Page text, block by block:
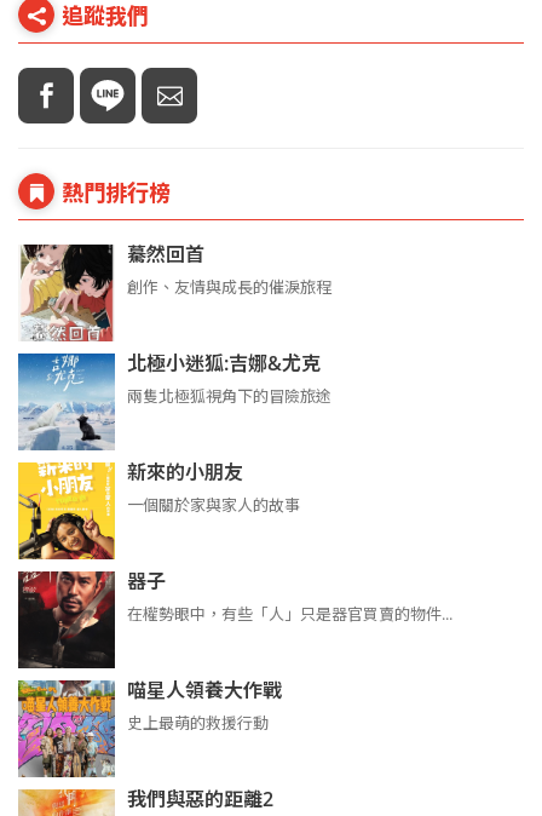
追蹤我們
熱門排行榜
驀然回首
創作、友情與成長的催淚旅程
北極小迷狐:吉娜&尤克
兩隻北極狐視角下的冒險旅途
新來的小朋友
一個關於家與家人的故事
器子
在權勢眼中，有些「人」只是器官買賣的物件...
喵星人領養大作戰
史上最萌的救援行動
我們與惡的距離2